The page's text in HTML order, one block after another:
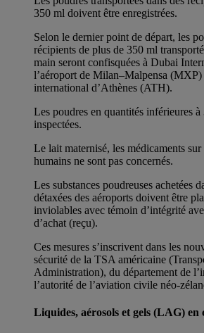
350 ml doivent être enregistrées.
Selon le dernier point de départ, les
récipients de plus de 350 ml
main seront confisquées à Dubai
l’aéroport de Milan–Malpensa (MXP)
international d’Athènes (ATH).
Les poudres en quantités inférieures
inspectées.
Le lait maternisé, les médicaments
humains ne sont pas concernés.
Les substances poudreuses achetées
détaxées des aéroports doivent être
inviolables avec témoin d’intégrité
d’achat (reçu).
Ces mesures s’inscrivent dans les
sécurité de la TSA américaine
Administration), du département de
l’autorité de l’aviation civile néo-
Liquides, aérosols et gels (LAG) en